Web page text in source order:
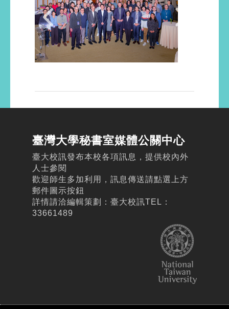
臺灣大學秘書室媒體公關中心
臺大校訊發布本校各項訊息，提供校內外
人士參閱
歡迎師生多加利用，訊息傳送請點選上方
郵件圖示按鈕